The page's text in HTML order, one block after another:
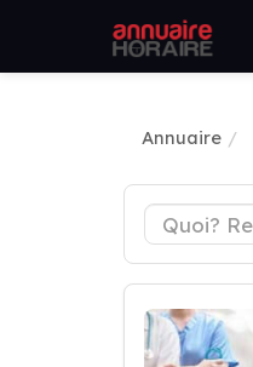
Annuaire